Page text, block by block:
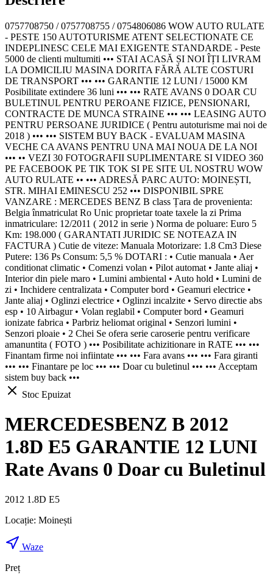
0757708750 / 0757708755 / 0754806086 WOW AUTO RULATE
- PESTE 150 AUTOTURISME ATENT SELECTIONATE CE
INDEPLINESC CELE MAI EXIGENTE STANDARDE - Peste
5000 de clienti multumiti ••• STAI ACASĂ ȘI NOI ÎȚI LIVRAM
LA DOMICILIU MASINA DORITA FĂRĂ ALTE COSTURI
DE TRANSPORT ••• ••• GARANTIE 12 LUNI / 15000 KM
Posibilitate extindere 36 luni ••• ••• RATE AVANS 0 DOAR CU
BULETINUL PENTRU PEROANE FIZICE, PENSIONARI,
CONTRACTE DE MUNCA STRAINE ••• ••• LEASING AUTO
PENTRU PERSOANE JURIDICE ( Pentru autoturisme mai noi de
2018 ) ••• ••• SISTEM BUY BACK - EVALUAM MASINA
VECHE CA AVANS PENTRU UNA MAI NOUA DE LA NOI
••• •• VEZI 30 FOTOGRAFII SUPLIMENTARE SI VIDEO 360
PE FACEBOOK PE TIK TOK SI PE SITE UL NOSTRU WOW
AUTO RULATE •• ••• ADRESĂ PARC AUTO: MOINEȘTI,
STR. MIHAI EMINESCU 252 ••• DISPONIBIL SPRE
VANZARE : MERCEDES BENZ B class Țara de provenienta:
Belgia înmatriculat Ro Unic proprietar toate taxele la zi Prima
inmatriculare: 12/2011 ( 2012 in serie ) Norma de poluare: Euro 5
Km: 198.000 ( GARANTATI JURIDIC SE NOTEAZA IN
FACTURA ) Cutie de viteze: Manuala Motorizare: 1.8 Cm3 Diese
Putere: 136 Ps Consum: 5,5 % DOTARI : • Cutie manuala • Aer
conditionat climatic • Comenzi volan • Pilot automat • Jante aliaj •
Interior din piele maro • Lumini ambiental • Auto hold • Lumini de
zi • Inchidere centralizata • Computer bord • Geamuri electrice •
Jante aliaj • Oglinzi electrice • Oglinzi incalzite • Servo directie abs
esp • 10 Airbagur • Volan reglabil • Computer bord • Geamuri
ionizate fabrica • Parbriz heliomat original • Senzori lumini •
Senzori ploaie • 2 Chei Se ofera serie caroserie pentru verificare
amanuntita ( FOTO ) ••• Posibilitate achizitionare in RATE ••• •••
Finantam firme noi infiintate ••• ••• Fara avans ••• ••• Fara giranti
••• ••• Finantare pe loc ••• ••• Doar cu buletinul ••• ••• Acceptam
sistem buy back •••
Stoc Epuizat
MERCEDESBENZ B 2012
1.8D E5 GARANTIE 12 LUNI
Rate Avans 0 Doar cu Buletinul
2012 1.8D E5
Locație: Moinești
Waze
Preț